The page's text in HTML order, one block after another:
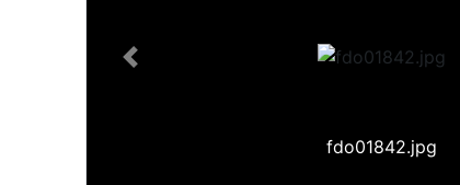
fdo01842.jpg
Previous